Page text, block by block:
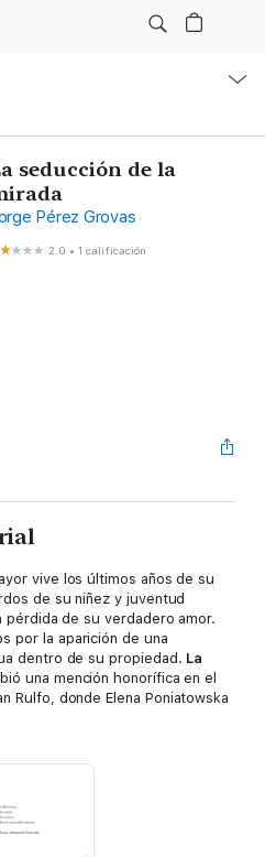
seducción de la
Pérez Grovas
2.0 •1 calificación
vive los últimos años de su
de su niñez y juventud
pérdida de su verdadero amor.
por la aparición de una
dentro de su propiedad. La
una mención honorífica en el
Rulfo, donde Elena Poniatowska